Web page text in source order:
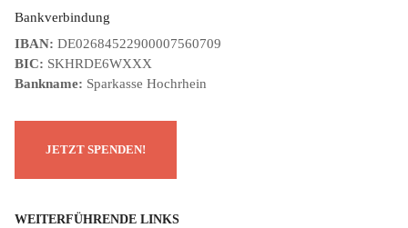
Bankverbindung
IBAN: DE02684522900007560709
BIC: SKHRDE6WXXX
Bankname: Sparkasse Hochrhein
WEITERFÜHRENDE LINKS